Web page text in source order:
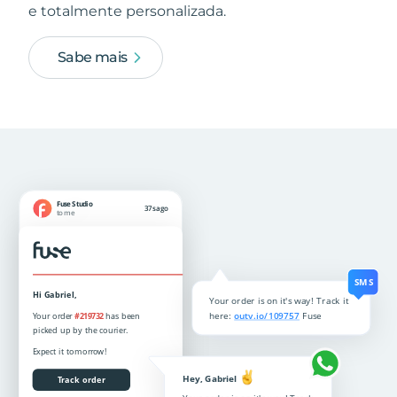
e totalmente personalizada.
Sabe mais